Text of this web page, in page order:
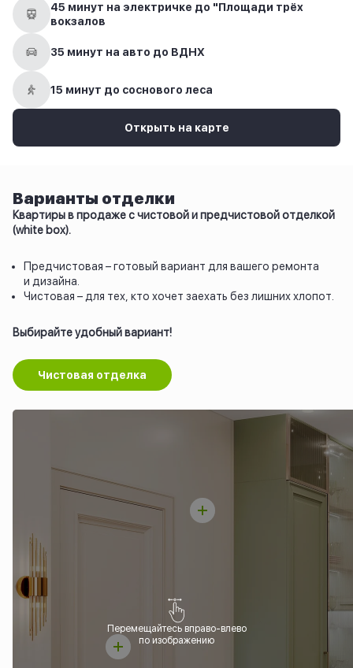
45 минут на электричке до "Площади трёх
вокзалов
35 минут на авто до ВДНХ
15 минут до соснового леса
Открыть на карте
Варианты отделки
Квартиры в продаже с чистовой и предчистовой отделкой
(white box).
Предчистовая – готовый вариант для вашего ремонта
и дизайна.
Чистовая – для тех, кто хочет заехать без лишних хлопот.
Выбирайте удобный вариант!
Чистовая отделка
Перемещайтесь вправо-влево
по изображению